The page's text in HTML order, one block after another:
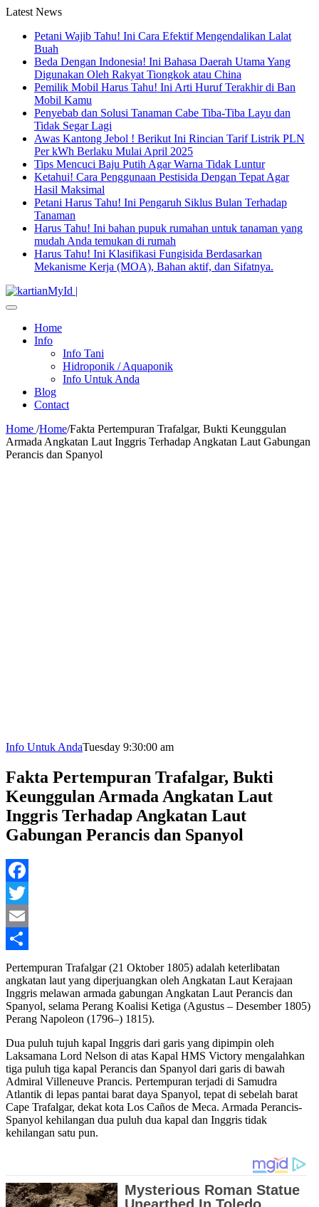
Latest News
Petani Wajib Tahu! Ini Cara Efektif Mengendalikan Lalat
Buah
Beda Dengan Indonesia! Ini Bahasa Daerah Utama Yang
Digunakan Oleh Rakyat Tiongkok atau China
Pemilik Mobil Harus Tahu! Ini Arti Huruf Terakhir di Ban
Mobil Kamu
Penyebab dan Solusi Tanaman Cabe Tiba-Tiba Layu dan
Tidak Segar Lagi
Awas Kantong Jebol ! Berikut Ini Rincian Tarif Listrik PLN
Per kWh Berlaku Mulai April 2025
Tips Mencuci Baju Putih Agar Warna Tidak Luntur
Ketahui! Cara Penggunaan Pestisida Dengan Tepat Agar
Hasil Maksimal
Petani Harus Tahu! Ini Pengaruh Siklus Bulan Terhadap
Tanaman
Harus Tahu! Ini bahan pupuk rumahan untuk tanaman yang
mudah Anda temukan di rumah
Harus Tahu! Ini Klasifikasi Fungisida Berdasarkan
Mekanisme Kerja (MOA), Bahan aktif, dan Sifatnya.
Home
Info
Info Tani
Hidroponik / Aquaponik
Info Untuk Anda
Blog
Contact
Home /Home/Fakta Pertempuran Trafalgar, Bukti Keunggulan
Armada Angkatan Laut Inggris Terhadap Angkatan Laut Gabungan
Perancis dan Spanyol
Info Untuk AndaTuesday 9:30:00 am
Fakta Pertempuran Trafalgar, Bukti
Keunggulan Armada Angkatan Laut
Inggris Terhadap Angkatan Laut
Gabungan Perancis dan Spanyol
Facebook
Twitter
Email
Share
Pertempuran Trafalgar (21 Oktober 1805) adalah keterlibatan
angkatan laut yang diperjuangkan oleh Angkatan Laut Kerajaan
Inggris melawan armada gabungan Angkatan Laut Perancis dan
Spanyol, selama Perang Koalisi Ketiga (Agustus – Desember 1805)
Perang Napoleon (1796–) 1815).
Dua puluh tujuh kapal Inggris dari garis yang dipimpin oleh
Laksamana Lord Nelson di atas Kapal HMS Victory mengalahkan
tiga puluh tiga kapal Perancis dan Spanyol dari garis di bawah
Admiral Villeneuve Prancis. Pertempuran terjadi di Samudra
Atlantik di lepas pantai barat daya Spanyol, tepat di sebelah barat
Cape Trafalgar, dekat kota Los Caños de Meca. Armada Perancis-
Spanyol kehilangan dua puluh dua kapal dan Inggris tidak
kehilangan satu pun.